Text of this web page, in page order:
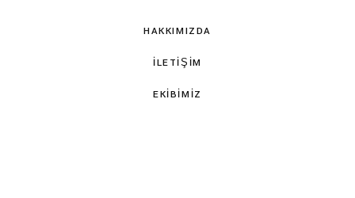
HAKKIMIZDA
İLETIŞIM
EKIBIMIZ